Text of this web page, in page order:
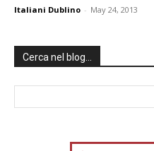
Italiani Dublino - May 24, 2013
Cerca nel blog…